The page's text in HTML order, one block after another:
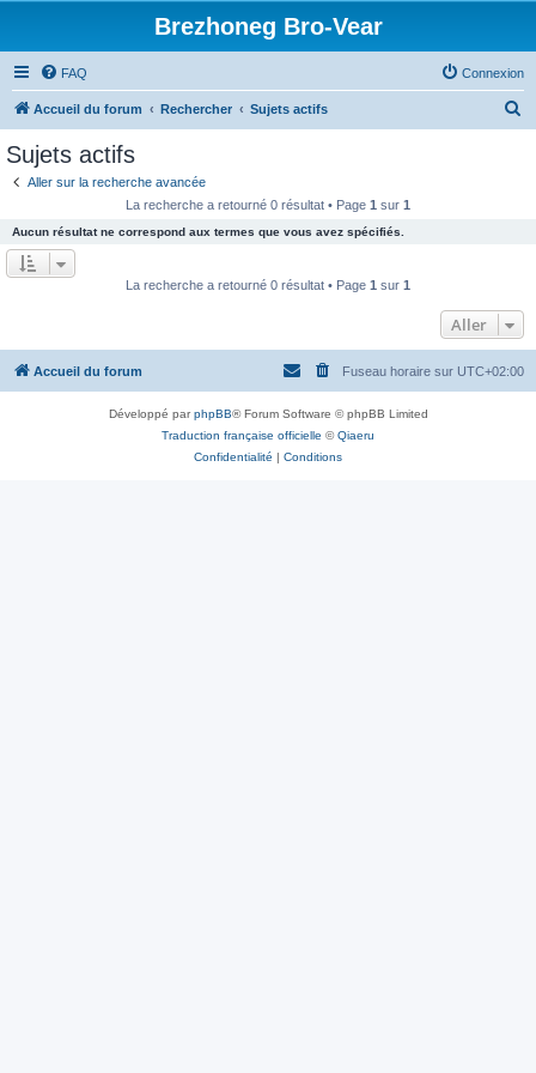
Brezhoneg Bro-Vear
FAQ Connexion
Accueil du forum Rechercher Sujets actifs
e
r
Sujets actifs
Aller sur la recherche avancée
La recherche a retourné 0 résultat • Page 1 sur 1
Aucun résultat ne correspond aux termes que vous avez spécifiés.
La recherche a retourné 0 résultat • Page 1 sur 1
Aller
Accueil du forum Fuseau horaire sur UTC+02:00
Développé parphpBB® Forum Software © phpBB Limited
Traduction française officielle ©Qiaeru
Confidentialité | Conditions